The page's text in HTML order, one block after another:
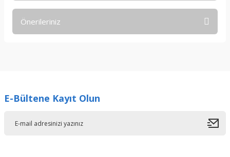
Önerileriniz
Ürün resmi kalitesiz, bozuk veya görüntülenemiyor.
E-Bültene Kayıt Olun